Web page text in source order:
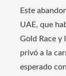
Este
UAE, que
Gold Race y
privó a la
esperado